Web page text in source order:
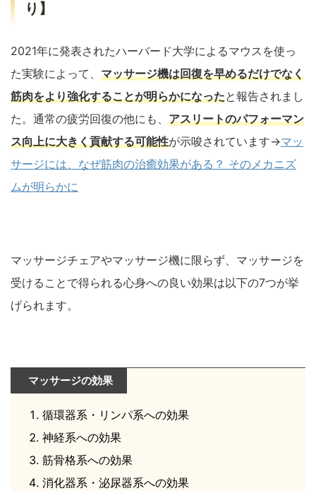
り】
2021年に発表されたハーバード大学によるマウスを使っ
た実験によって、 マッサージ機は回復を早めるだけでなく
筋肉をより強化することが明らかになったと報告されまし
た。通常の疲労回復の他にも、 アスリートのパフォーマン
ス向上に大きく貢献する可能性が示唆されています→マッ
サージには、なぜ筋肉の治癒効果がある？ そのメカニズ
ムが明らかに
マッサージチェアやマッサージ機に限らず、マッサージを
受けることで得られる心身への良い効果は以下の7つが挙
げられます。
マッサージの効果
循環器系・リンパ系への効果
神経系への効果
筋骨格系への効果
消化器系・泌尿器系への効果